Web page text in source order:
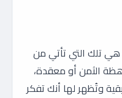
هي تلك التي تأتي من
الثمن أو معقدة،
وتُظهر لها أنك تفكر